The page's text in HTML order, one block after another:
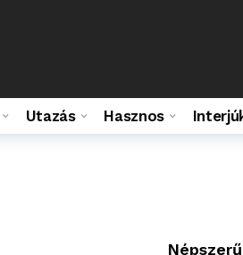
Utazás Hasznos
Népszerű